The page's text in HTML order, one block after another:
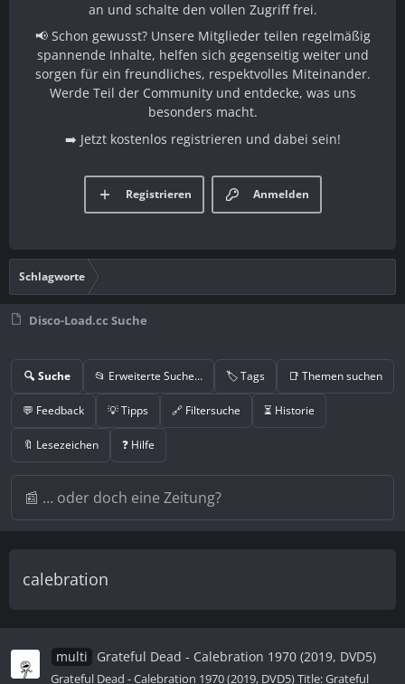
an und schalte den vollen Zugriff frei.
📢 Schon gewusst? Unsere Mitglieder teilen regelmäßig
spannende Inhalte, helfen sich gegenseitig weiter und
sorgen für ein freundliches, respektvolles Miteinander.
Werde Teil der Community und entdecke, was uns
besonders macht.
➡️ Jetzt kostenlos registrieren und dabei sein!
Anmelden
Registrieren
Schlagworte
Disco-Load.cc Suche
🔍 Suche 📂 Erweiterte Suche… 🏷️ Tags 📑 Themen suchen
💬 Feedback 💡 Tipps 🔗 Filtersuche ⏳ Historie
🔖 Lesezeichen ❓ Hilfe
calebration
multi Grateful Dead - Calebration 1970 (2019, DVD5)
Grateful Dead - Calebration 1970 (2019, DVD5) Title: Grateful